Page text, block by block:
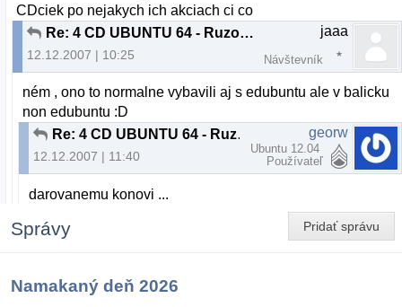
CDciek po nejakych ich akciach ci co
Re: 4 CD UBUNTU 64 - Ruzomberok a okolie
12.12.2007 | 10:25
jaaa
Návštevník
ném , ono to normalne vybavili aj s edubuntu ale v balicku
non edubuntu :D
Re: 4 CD UBUNTU 64 - Ruzomberok a okolie
12.12.2007 | 11:40
georw
Ubuntu 12.04
Používateľ
darovanemu konovi ...
Pridať správu
Správy
Namakaný deň 2026